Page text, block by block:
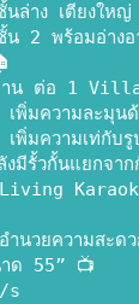
ล่าง เตียงให
2 พร้อมอ่างอ
าน ต่อ 1
พิ่มความละมุน
พิ่มความเท่กับ
มีรั้วกั้นแยกจา
ำนวยความสะด
ด 55” 📺
s